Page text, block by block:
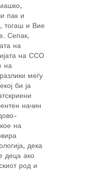
пак и
тогаш и Вие
Сепак,
на
на ССО
на
меѓу
би ја
начин
на
дека
деца ако
род и